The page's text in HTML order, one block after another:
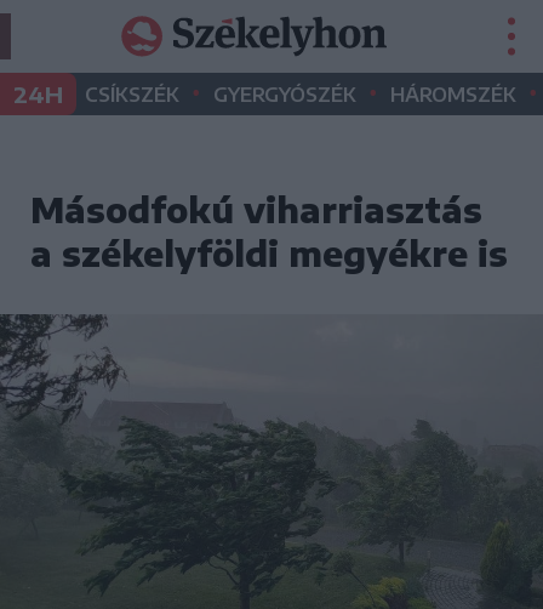
24H CSÍKSZÉK • GYERGYÓSZÉK • HÁROMSZÉK •
Másodfokú viharriasztás
a székelyföldi megyékre is